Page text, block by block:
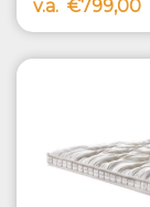
v.a. €799,00